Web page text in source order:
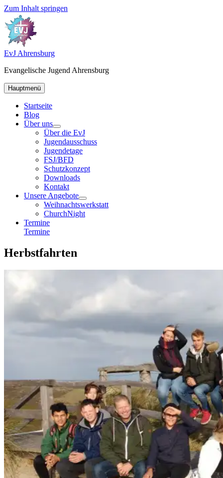
Zum Inhalt springen
EvJ Ahrensburg
Evangelische Jugend Ahrensburg
Hauptmenü
Startseite
Blog
Über uns
Über die EvJ
Jugendausschuss
Jugendetage
FSJ/BFD
Schutzkonzept
Downloads
Kontakt
Unsere Angebote
Weihnachtswerkstatt
ChurchNight
Termine
Termine
Herbstfahrten